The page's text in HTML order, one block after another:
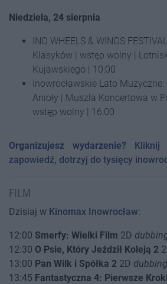
Niedziela, 24 sierpnia
INO WHEELS & WINGS
Klasyków | wstęp wolny |
Kujawskiego | 10:00
Inowrocławskie Lato Muzyczne:
Anioły | Muszla Koncertowa w
wstęp wolny | 16:00
Organizujesz wydarzenie? Kliknij
zapowiedź, dotrzyj do tysięcy
FILM
Dzisiaj w Kinomax Inowrocław:
12:00 Smerfy: Wielki Film 2D
12:30 O Psie, Który Jeździł Koleją 2
13:00 Pan Wilk i Spółka 2 2D dubbing
13:45 Fantastyczna 4: Pierwsze Kroki